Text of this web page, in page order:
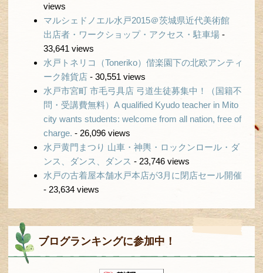
views
マルシェドノエル水戸2015＠茨城県近代美術館
出店者・ワークショップ・アクセス・駐車場 -
33,641 views
水戸トネリコ（Toneriko）偕楽園下の北欧アンティ
ーク雑貨店 - 30,551 views
水戸市宮町 市毛弓具店 弓道生徒募集中！（国籍不
問・受講費無料）A qualified Kyudo teacher in Mito
city wants students: welcome from all nation, free of
charge. - 26,096 views
水戸黄門まつり 山車・神輿・ロックンロール・ダ
ンス、ダンス、ダンス - 23,746 views
水戸の古着屋本舗水戸本店が3月に閉店セール開催
- 23,634 views
ブログランキングに参加中！